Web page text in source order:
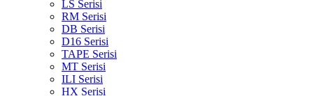
LS Serisi
RM Serisi
DB Serisi
D16 Serisi
TAPE Serisi
MT Serisi
ILI Serisi
HX Serisi